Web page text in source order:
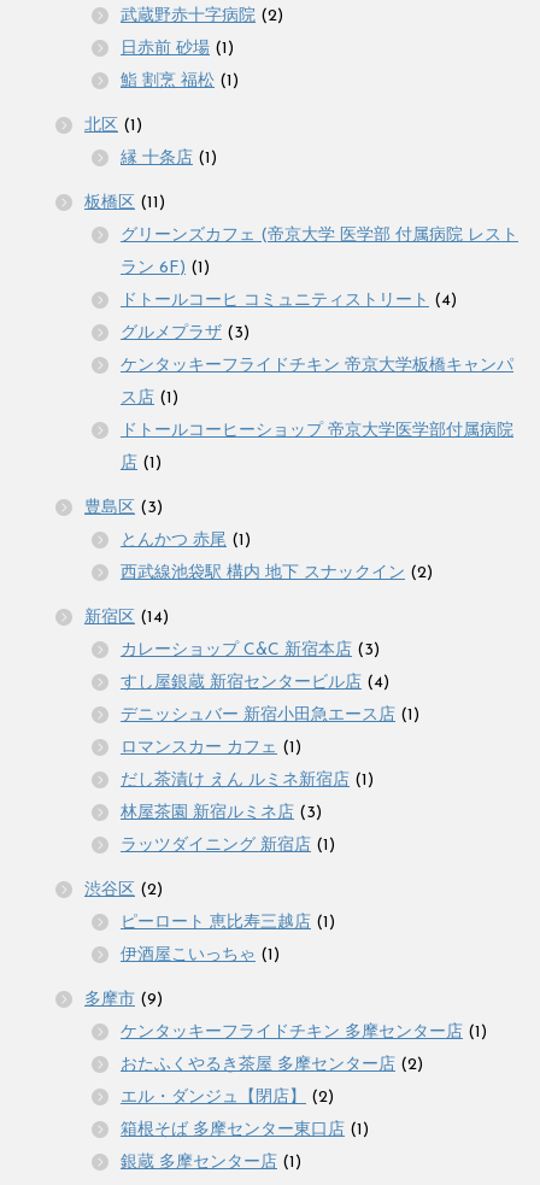
武蔵野赤十字病院 (2)
日赤前 砂場 (1)
鮨 割烹 福松 (1)
北区 (1)
縁 十条店 (1)
板橋区 (11)
グリーンズカフェ (帝京大学 医学部 付属病院 レスト
ラン 6F) (1)
ドトールコーヒ コミュニティストリート (4)
グルメプラザ (3)
ケンタッキーフライドチキン 帝京大学板橋キャンパ
ス店 (1)
ドトールコーヒーショップ 帝京大学医学部付属病院
店 (1)
豊島区 (3)
とんかつ 赤尾 (1)
西武線池袋駅 構内 地下 スナックイン (2)
新宿区 (14)
カレーショップ C&C 新宿本店 (3)
すし屋銀蔵 新宿センタービル店 (4)
デニッシュバー 新宿小田急エース店 (1)
ロマンスカー カフェ (1)
だし茶漬け えん ルミネ新宿店 (1)
林屋茶園 新宿ルミネ店 (3)
ラッツダイニング 新宿店 (1)
渋谷区 (2)
ピーロート 恵比寿三越店 (1)
伊酒屋こいっちゃ (1)
多摩市 (9)
ケンタッキーフライドチキン 多摩センター店 (1)
おたふくやるき茶屋 多摩センター店 (2)
エル・ダンジュ【閉店】
(2)
箱根そば 多摩センター東口店 (1)
銀蔵 多摩センター店 (1)